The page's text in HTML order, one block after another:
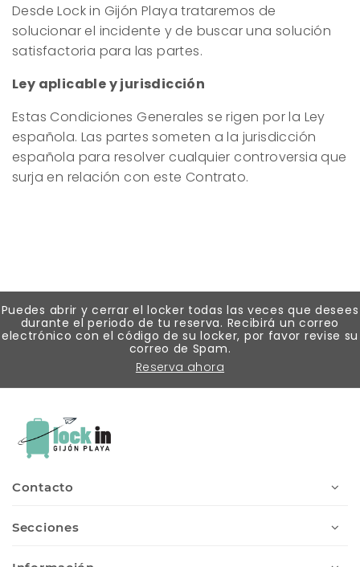
Desde Lock in Gijón Playa trataremos de
solucionar el incidente y de buscar una solución
satisfactoria para las partes.
Ley aplicable y jurisdicción
Estas Condiciones Generales se rigen por la Ley
española. Las partes someten a la jurisdicción
española para resolver cualquier controversia que
surja en relación con este Contrato.
Puedes abrir y cerrar el locker todas las veces que desees
durante el periodo de tu reserva. Recibirá un correo
electrónico con el código de su locker, por favor revise su
correo de Spam.
Reserva ahora
Contacto
Secciones